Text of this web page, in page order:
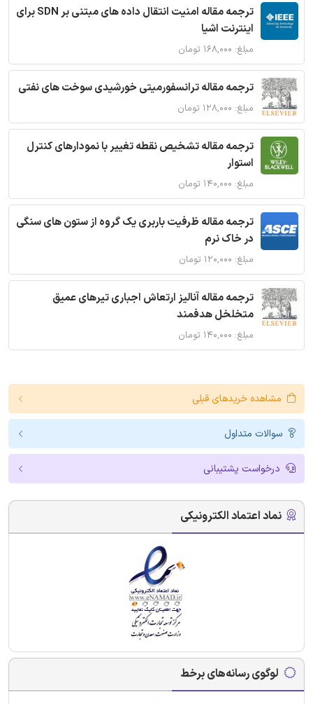
ترجمه مقاله امنیت انتقال داده های مبتنی بر SDN برای
اینترنت اشیا
مبلغ: ۱۶۸,۰۰۰ تومان
ترجمه مقاله ترانسفورمیتی خورشیدی سوخت های نفتی
مبلغ: ۱۲۸,۰۰۰ تومان
ترجمه مقاله تشخیص نقطه تغییر با نمودارهای کنترل
استوار
مبلغ: ۱۴۰,۰۰۰ تومان
ترجمه مقاله ظرفیت باربری یک گروه از ستون های سنگی
در خاک نرم
مبلغ: ۱۲۰,۰۰۰ تومان
ترجمه مقاله آنالیز ارتعاش اجباری تیرهای عمیق
متخلخل هدفمند
مبلغ: ۱۴۰,۰۰۰ تومان
مشاهده خریدهای قبلی
سوالات متداول
درخواست پشتیبانی
نماد اعتماد الکترونیکی
لوگوی رسانه‌های برخط